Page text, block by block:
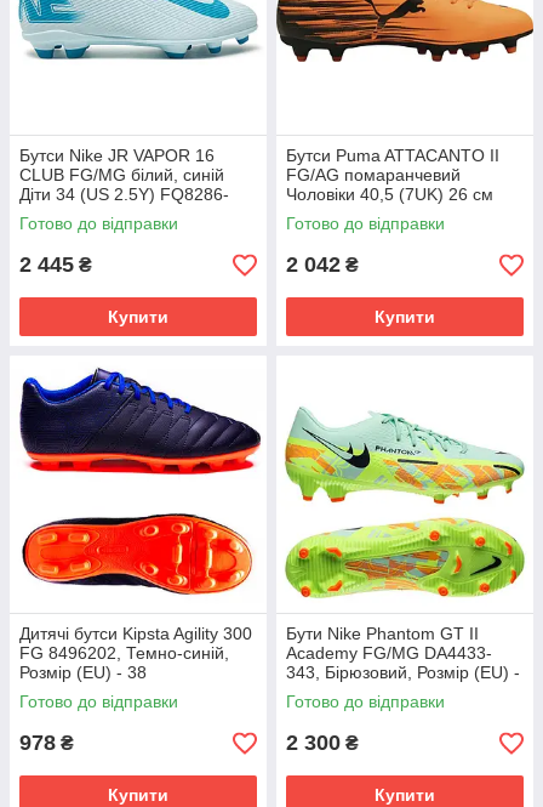
Бутси Nike JR VAPOR 16
CLUB FG/MG білий, синій
Діти 34 (US 2.5Y) FQ8286-
400
Готово до відправки
2 445 ₴
Купити
Бутси Puma ATTACANTO II
FG/AG помаранчевий
Чоловіки 40,5 (7UK) 26 см
108493-04
Готово до відправки
2 042 ₴
Купити
Дитячі бутси Kipsta Agility 300
FG 8496202, Темно-синій,
Розмір (EU) - 38
Готово до відправки
978 ₴
Купити
Бути Nike Phantom GT II
Academy FG/MG DA4433-
343, Бірюзовий, Розмір (EU) -
45.5
Готово до відправки
2 300 ₴
Купити